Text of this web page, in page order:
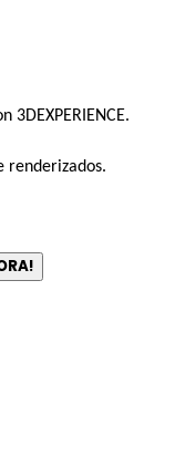
renderizados.